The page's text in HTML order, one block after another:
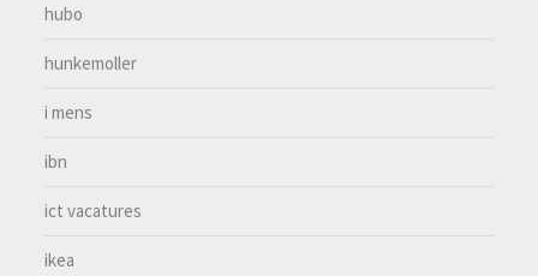
hubo
hunkemoller
i mens
ibn
ict vacatures
ikea